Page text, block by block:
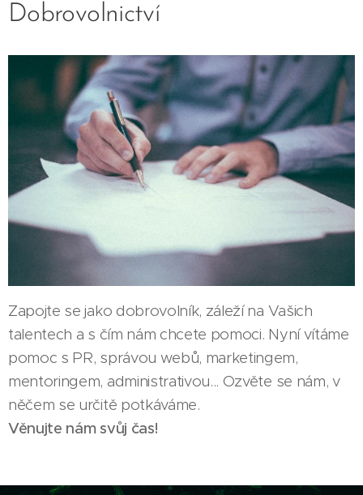
Dobrovolnictví
Zapojte se jako dobrovolník, záleží na Vašich
talentech a s čím nám chcete pomoci. Nyní vítáme
pomoc s PR, správou webů, marketingem,
mentoringem, administrativou... Ozvěte se nám, v
něčem se určitě potkáváme.
Věnujte nám svůj čas!